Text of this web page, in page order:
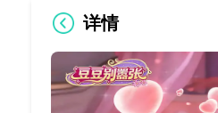
详情